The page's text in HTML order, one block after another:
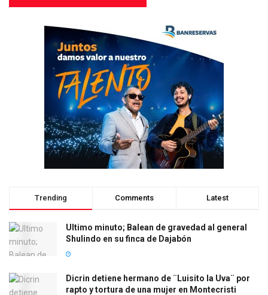
Trending Comments Latest
Ultimo minuto; Balean de gravedad al general
Shulindo en su finca de Dajabón
Dicrin detiene hermano de ¨Luisito la Uva¨ por
rapto y tortura de una mujer en Montecristi